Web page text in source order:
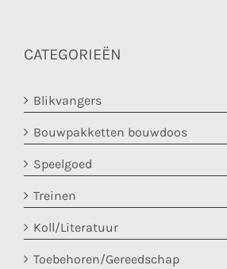
CATEGORIEËN
Blikvangers
Bouwpakketten bouwdoos
Speelgoed
Treinen
Koll/Literatuur
Toebehoren/Gereedschap